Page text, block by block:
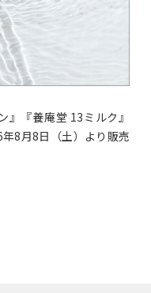
』『養庵堂 13ミルク』
8月8日（土）より販売